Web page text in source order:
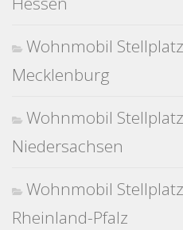
Wohnmobil
Mecklenburg
Wohnmobil
Niedersachsen
Wohnmobil
Rheinland-Pfalz